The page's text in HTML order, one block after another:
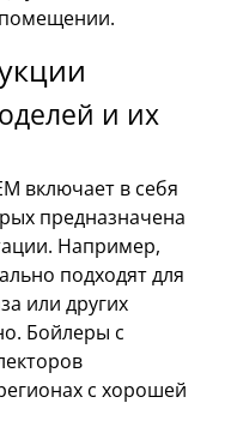
и их
включает в себя
предназначена
Например,
подходят для
или других
Бойлеры с
с хорошей